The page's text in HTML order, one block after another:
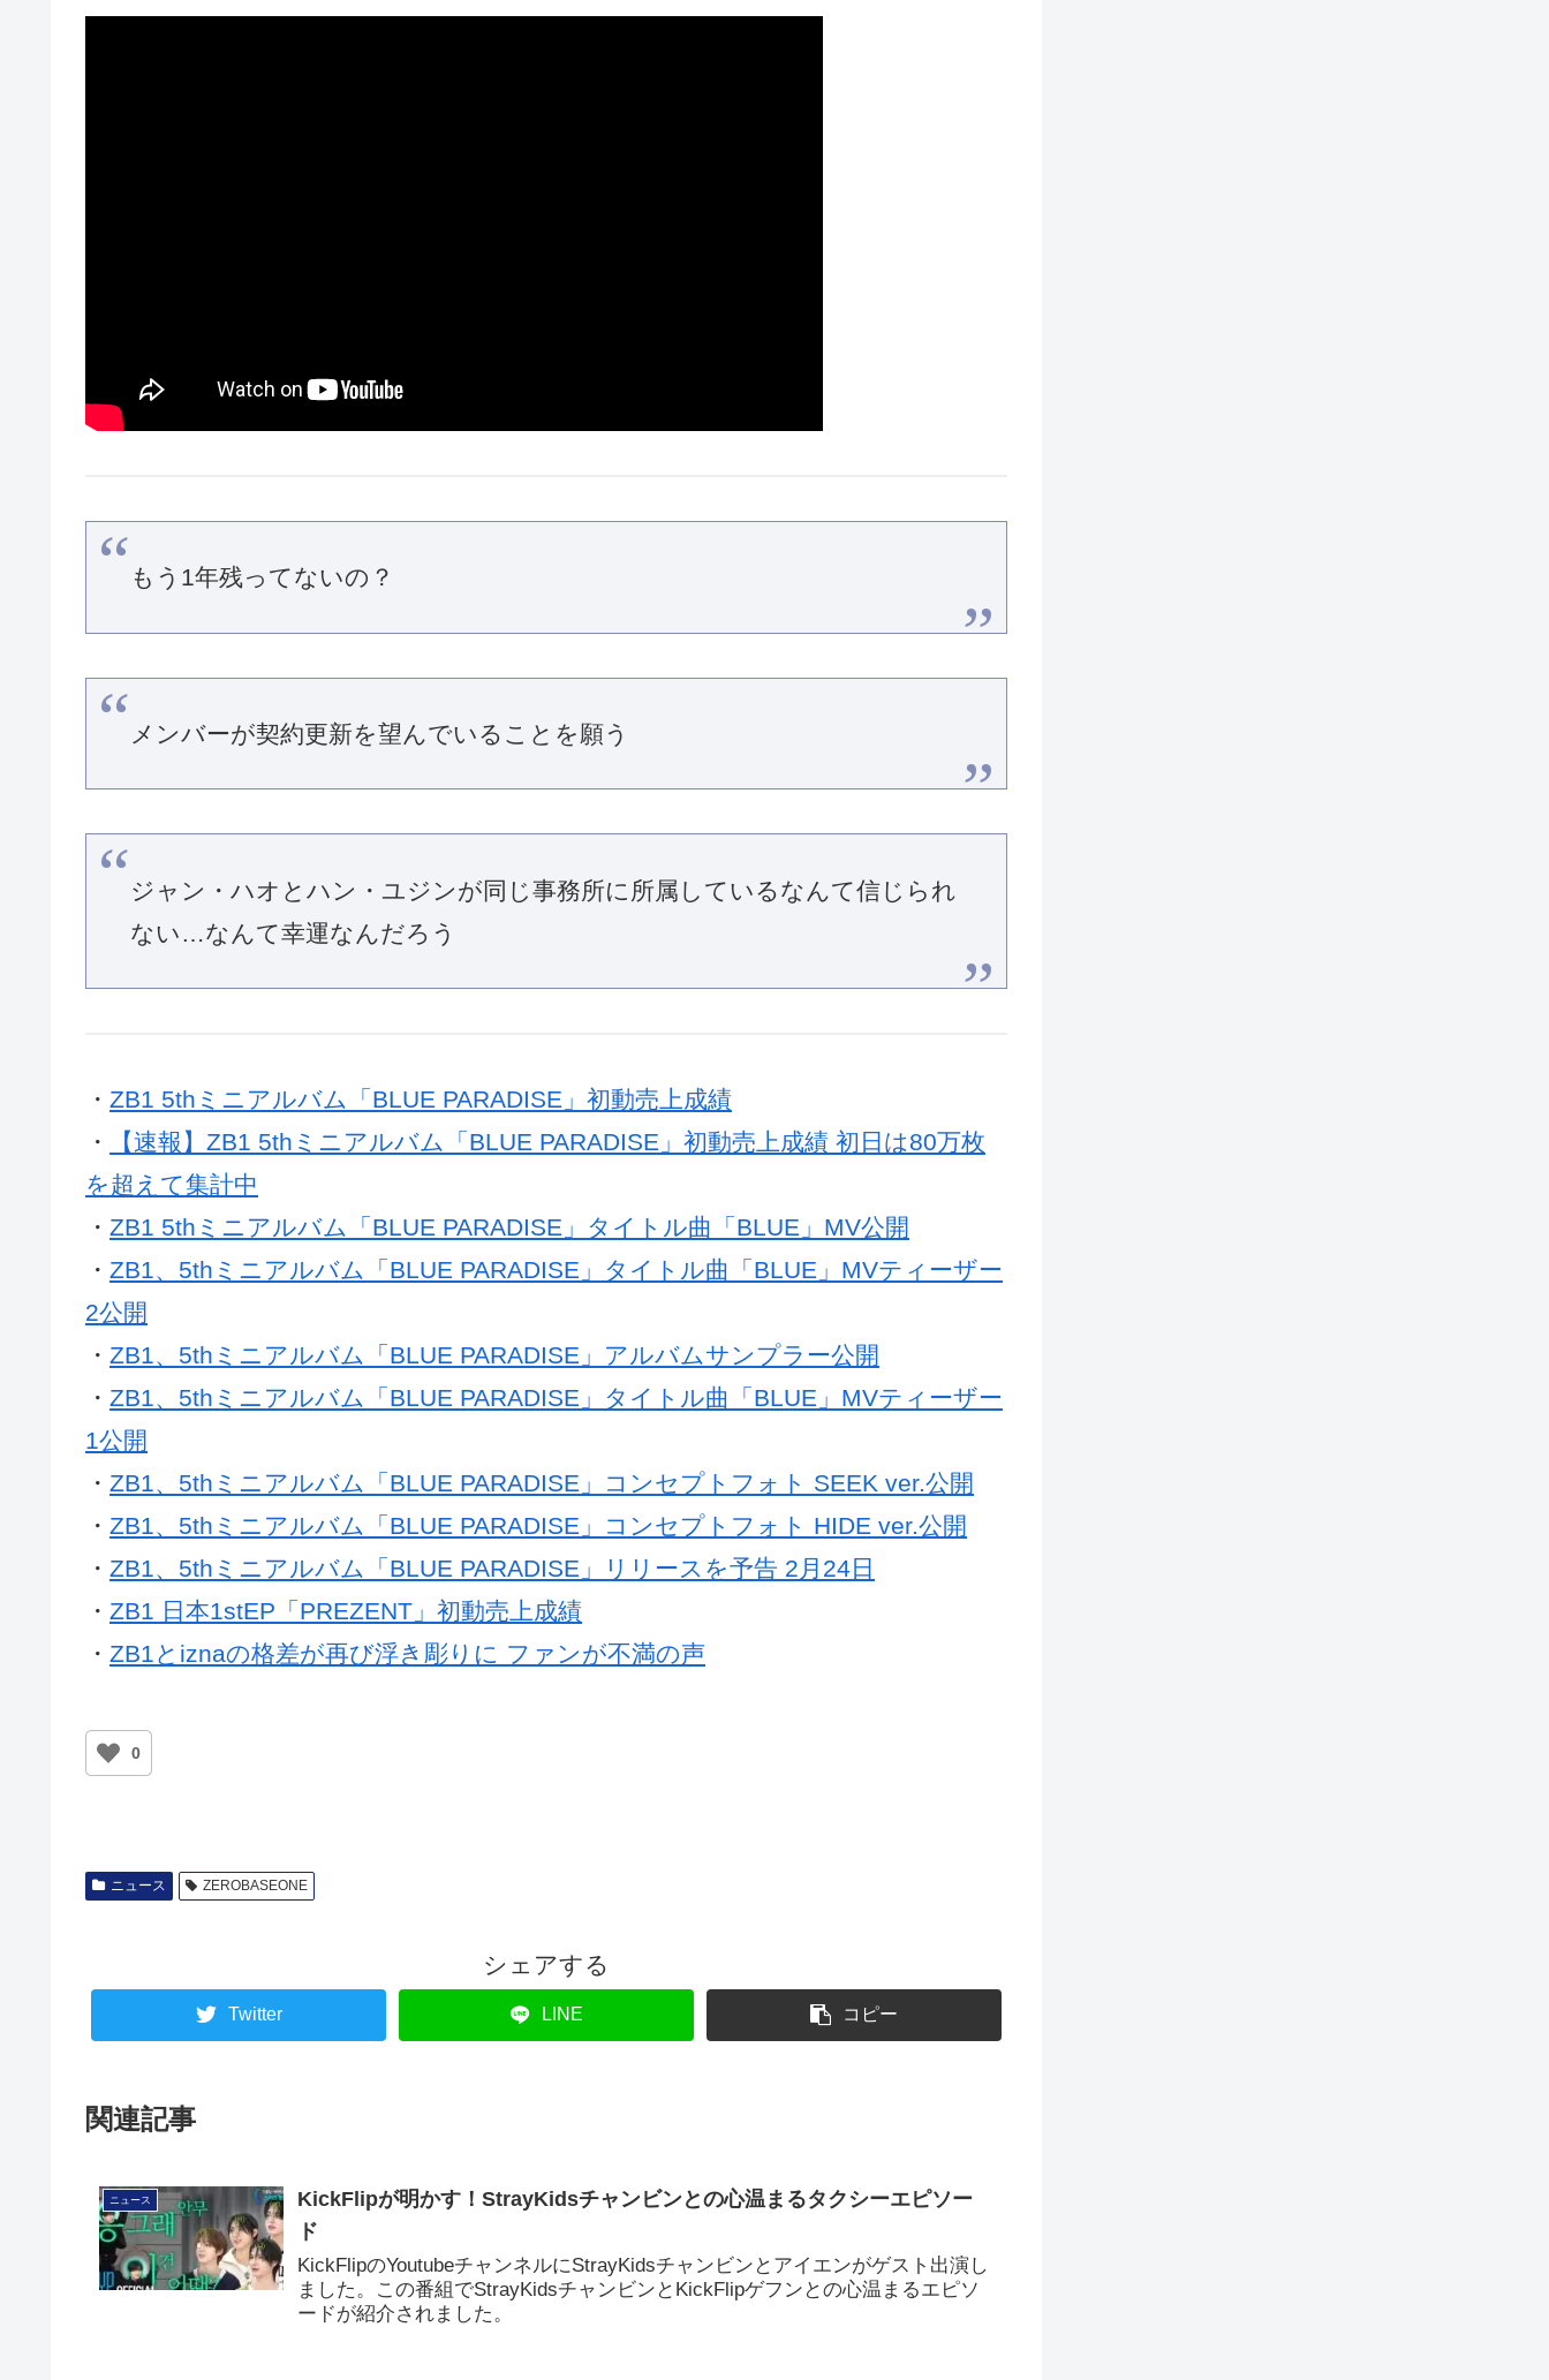
もう1年残ってないの？
メンバーが契約更新を望んでいることを願う
ジャン・ハオとハン・ユジンが同じ事務所に所属しているなんて信じられ
ない…なんて幸運なんだろう
・ ZB1 5thミニアルバム「BLUE PARADISE」初動売上成績
・
【速報】ZB1 5thミニアルバム「BLUE PARADISE」初動売上成績 初日は80万枚
を超えて集計中
・ ZB1 5thミニアルバム「BLUE PARADISE」タイトル曲「BLUE」MV公開
・ ZB1、5thミニアルバム「BLUE PARADISE」タイトル曲「BLUE」MVティーザー
2公開
・ ZB1、5thミニアルバム「BLUE PARADISE」アルバムサンプラー公開
・ ZB1、5thミニアルバム「BLUE PARADISE」タイトル曲「BLUE」MVティーザー
1公開
・ ZB1、5thミニアルバム「BLUE PARADISE」コンセプトフォト SEEK ver.公開
・ ZB1、5thミニアルバム「BLUE PARADISE」コンセプトフォト HIDE ver.公開
・ ZB1、5thミニアルバム「BLUE PARADISE」リリースを予告 2月24日
・ ZB1 日本1stEP「PREZENT」初動売上成績
・ ZB1とiznaの格差が再び浮き彫りに ファンが不満の声
0
ニュース ZEROBASEONE
シェアする
Twitter LINE コピー
関連記事
ニュース
KickFlipが明かす！StrayKidsチャンビンとの心温まるタクシーエピソー
ド
KickFlipのYoutubeチャンネルにStrayKidsチャンビンとアイエンがゲスト出演し
ました。この番組でStrayKidsチャンビンとKickFlipゲフンとの心温まるエピソ
ードが紹介されました。